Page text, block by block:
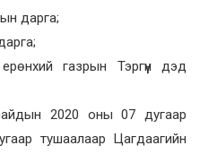
дарга;
газрын Тэргүүн дэд
2020 оны 07 дугаар
тушаалаар Цагдаагийн